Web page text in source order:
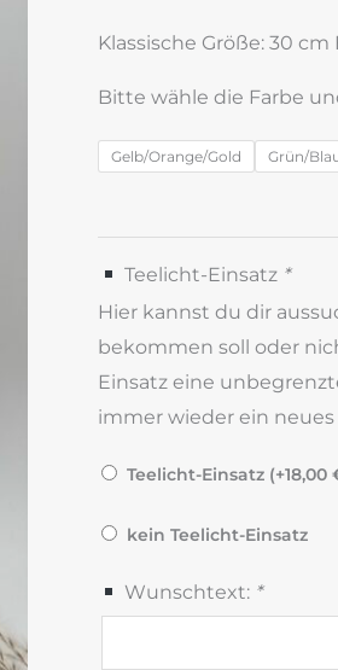
Klassische Größe: 30
Bitte wähle die Farbe
Gelb/Orange/Gold Grün/
Teelicht-Einsatz *
Hier kannst du dir
bekommen soll oder
Einsatz eine
immer wieder ein
Teelicht-Einsatz (+18,00
kein Teelicht-Einsatz
Wunschtext: *